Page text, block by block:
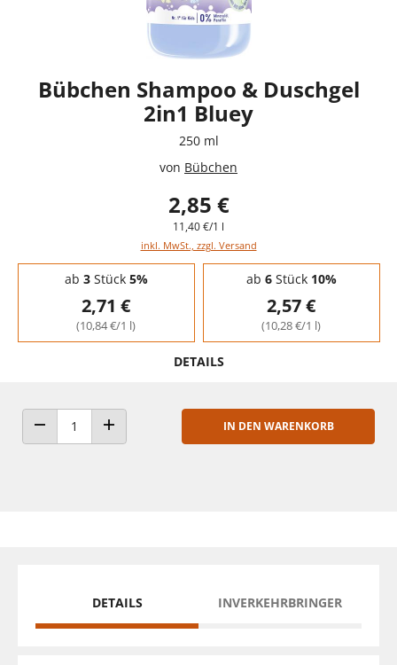
Bübchen Shampoo & Duschgel
2in1 Bluey
250 ml
von Bübchen
2,85 €
11,40 €/1 l
inkl. MwSt., zzgl. Versand
Staffelpreise - Mengenrabatt
ab 3Stück 5%
2,71 €
(10,84 €/1 l)
ab 6Stück 10%
2,57 €
(10,28 €/1 l)
DETAILS
ANZAHL VERRINGERNANZAHL ERHÖHEN
IN DEN WARENKORB
DETAILS INVERKEHRBRINGER